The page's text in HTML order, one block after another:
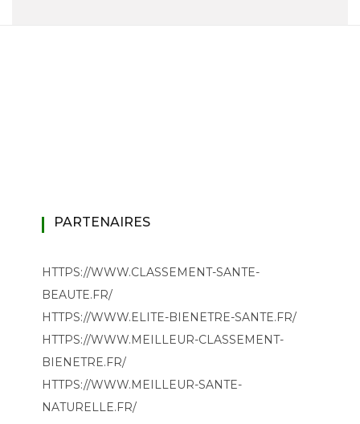
PARTENAIRES
HTTPS://WWW.CLASSEMENT-SANTE-
BEAUTE.FR/
HTTPS://WWW.ELITE-BIENETRE-SANTE.FR/
HTTPS://WWW.MEILLEUR-CLASSEMENT-
BIENETRE.FR/
HTTPS://WWW.MEILLEUR-SANTE-
NATURELLE.FR/